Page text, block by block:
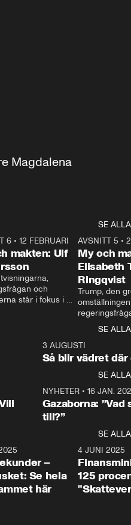
Magdalena
SE ALLA
27:30
6 •12 FEBRUARI
makten: Ulf
och
står i fokus i
ställer
Ulf Kristersson
AVSNITT 5 •
My och
Elisabeth
Ringqvist
Trump, den
centrum i
avsnittet av
Makten”. Se
Aftonbladets
Rohwedder
Thand Ring
SE ALLA
3 AUGUSTI
Så blir vädret där
SE ALLA
NYHETER• 16 JAN.
Gazaborna:
till?”
SE ALLA
4:29
–
Se hela
här
4 JUNI 2025
125